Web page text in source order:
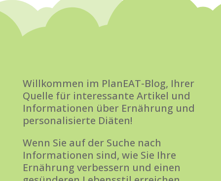
Willkommen im PlanEAT-Blog, Ihrer
Quelle für interessante Artikel und
Informationen über Ernährung und
personalisierte Diäten!
Wenn Sie auf der Suche nach
Informationen sind, wie Sie Ihre
Ernährung verbessern und einen